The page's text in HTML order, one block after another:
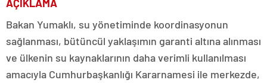
AÇIKLAMA
Bakan Yumaklı, su yönetiminde koordinasyonun
sağlanması, bütüncül yaklaşımın garanti altına alınması
ve ülkenin su kaynaklarının daha verimli kullanılması
amacıyla Cumhurbaşkanlığı Kararnamesi ile merkezde,